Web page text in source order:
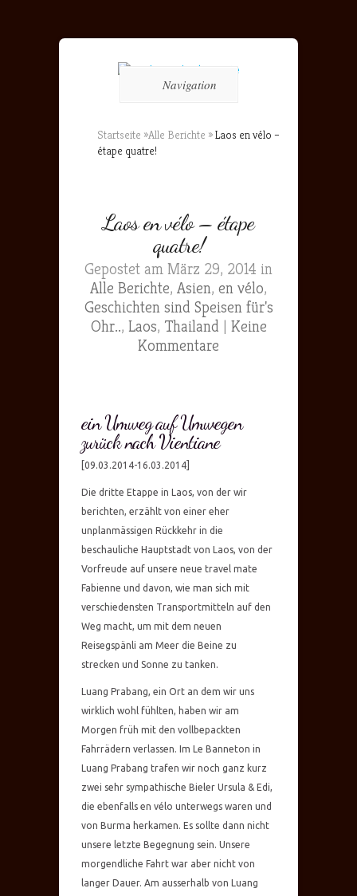
Navigation
Startseite »Alle Berichte »Laos en vélo –
étape quatre!
Laos en vélo – étape
quatre!
Gepostet am März 29, 2014 in
Alle Berichte, Asien, en vélo,
Geschichten sind Speisen für's
Ohr.., Laos, Thailand | Keine
Kommentare
ein Umweg auf Umwegen
zurück nach Vientiane
[09.03.2014-16.03.2014]
Die dritte Etappe in Laos, von der wir
berichten, erzählt von einer eher
unplanmässigen Rückkehr in die
beschauliche Hauptstadt von Laos, von der
Vorfreude auf unsere neue travel mate
Fabienne und davon, wie man sich mit
verschiedensten Transportmitteln auf den
Weg macht, um mit dem neuen
Reisegspänli am Meer die Beine zu
strecken und Sonne zu tanken.
Luang Prabang, ein Ort an dem wir uns
wirklich wohl fühlten, haben wir am
Morgen früh mit den vollbepackten
Fahrrädern verlassen. Im Le Banneton in
Luang Prabang trafen wir noch ganz kurz
zwei sehr sympathische Bieler Ursula & Edi,
die ebenfalls en vélo unterwegs waren und
von Burma herkamen. Es sollte dann nicht
unsere letzte Begegnung sein. Unsere
morgendliche Fahrt war aber nicht von
langer Dauer. Am ausserhalb von Luang